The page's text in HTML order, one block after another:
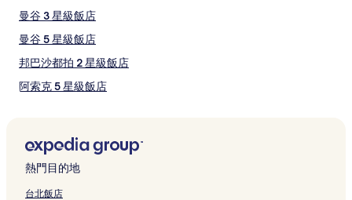
曼谷 3 星級飯店
曼谷 5 星級飯店
邦巴沙都拍 2 星級飯店
阿索克 5 星級飯店
阿索克 3 星級飯店
熱門目的地
台北飯店